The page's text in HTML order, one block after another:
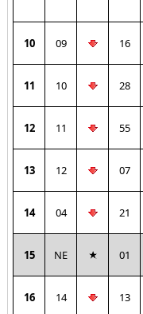
10 09 16
11 10 28
12 11 55
13 12 07
14 04 21
15 NE 01
16 14 13